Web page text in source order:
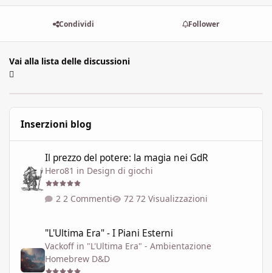
Condividi Follower
Vai alla lista delle discussioni
Inserzioni blog
Il prezzo del potere: la magia nei GdR
Hero81 in Design di giochi
2 Commenti 72 Visualizzazioni
"L'Ultima Era" - I Piani Esterni
Vackoff in "L'Ultima Era" - Ambientazione
Homebrew D&D